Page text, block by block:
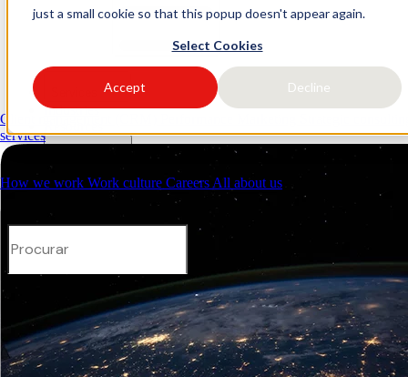
just a small cookie so that this popup doesn't appear again.
Select Cookies
Accept Decline
Client management (CRM)
services
Industries
How we work Work culture Careers All about us